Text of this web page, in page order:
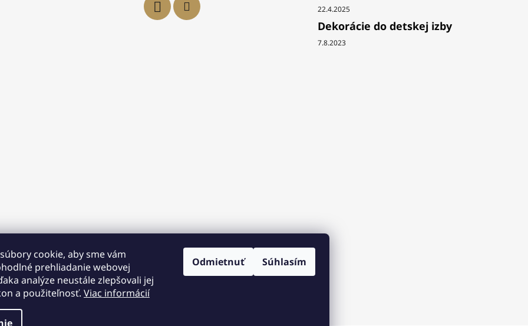
cookie, aby sme vám
prehliadanie webovej
analýze neustále zlepšovali jej
a použiteľnosť. Viac informácií
Odmietnuť Súhlasím
12.
22.4.2025
Dekorácie do detskej izby
7.8.2023